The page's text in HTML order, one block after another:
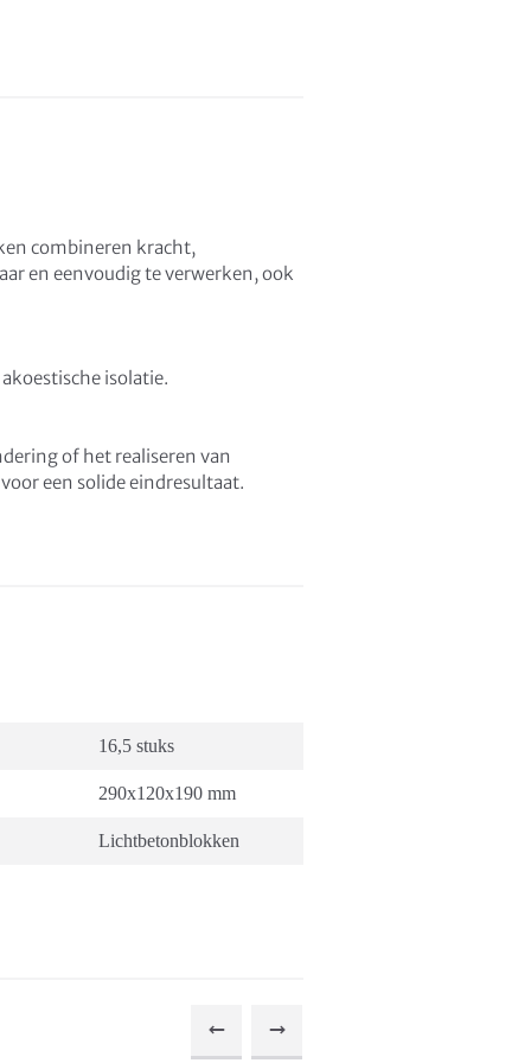
combineren kracht,
en eenvoudig te verwerken, ook
isolatie.
of het realiseren van
een solide eindresultaat.
16,5 stuks
290x120x190 mm
Lichtbetonblokken